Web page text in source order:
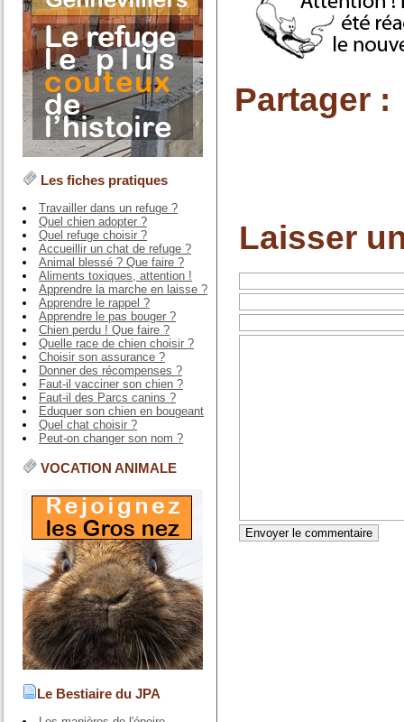
Les fiches pratiques
Travailler dans un refuge ?
Quel chien adopter ?
Quel refuge choisir ?
Accueillir un chat de refuge ?
Animal blessé ? Que faire ?
Aliments toxiques, attention !
Apprendre la marche en laisse ?
Apprendre le rappel ?
Apprendre le pas bouger ?
Chien perdu ! Que faire ?
Quelle race de chien choisir ?
Choisir son assurance ?
Donner des récompenses ?
Faut-il vacciner son chien ?
Faut-il des Parcs canins ?
Eduquer son chien en bougeant
Quel chat choisir ?
Peut-on changer son nom ?
VOCATION ANIMALE
Le Bestiaire du JPA
Partager :
Laisser